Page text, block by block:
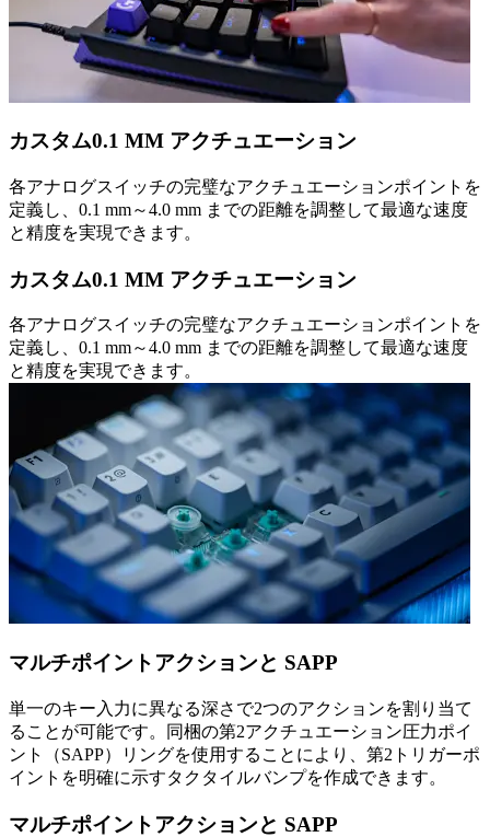
カスタム0.1 MM アクチュエーション
各アナログスイッチの完璧なアクチュエーションポイントを
定義し、0.1 mm～4.0 mm までの距離を調整して最適な速度
と精度を実現できます。
カスタム0.1 MM アクチュエーション
各アナログスイッチの完璧なアクチュエーションポイントを
定義し、0.1 mm～4.0 mm までの距離を調整して最適な速度
と精度を実現できます。
マルチポイントアクションと SAPP
単一のキー入力に異なる深さで2つのアクションを割り当て
ることが可能です。同梱の第2アクチュエーション圧力ポイ
ント（SAPP）リングを使用することにより、第2トリガーポ
イントを明確に示すタクタイルバンプを作成できます。
マルチポイントアクションと SAPP